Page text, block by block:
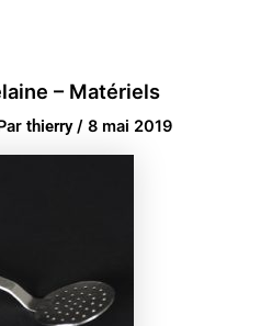
– Matériels
thierry/8 mai 2019